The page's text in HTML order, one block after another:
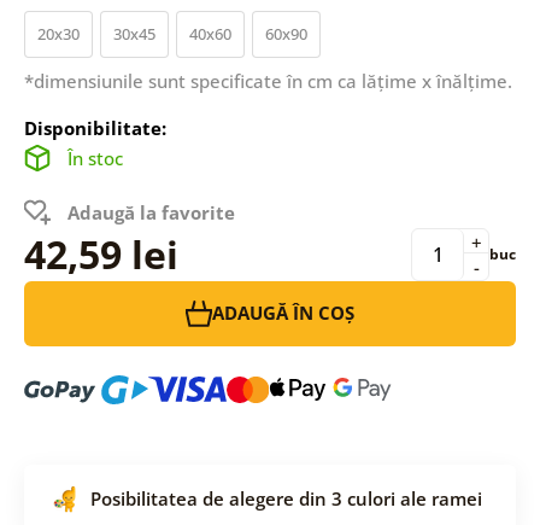
20x30 30x45 40x60 60x90
*dimensiunile sunt specificate în cm ca lățime x înălțime.
Disponibilitate:
În stoc
Adaugă la favorite
42,59 lei -
+ buc
ADAUGĂ ÎN COȘ
Posibilitatea de alegere din 3 culori ale ramei